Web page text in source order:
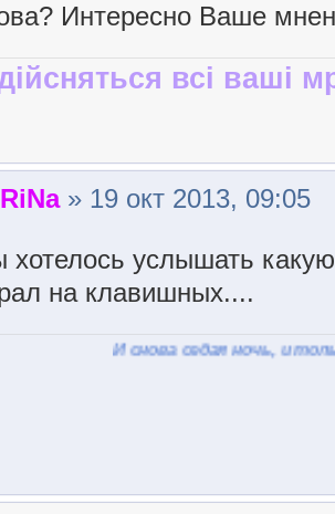
Интересно Ваше
всі ваші
» 19 окт 2013, 09:05
хотелось услышать
на клавишных....
И снова седая ночь, и только ей